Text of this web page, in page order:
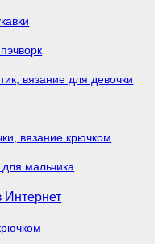
вязание для девочки
вязание крючком
мальчика
Интернет